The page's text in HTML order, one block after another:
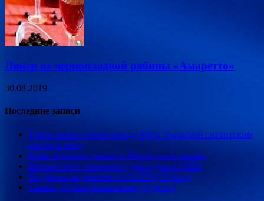
Ликер из черноплодной рябины «Амаретто»
30.08.2019
Последние записи
Трамп назвал обмен между РФ и Украиной гигантским
шагом к миру
Иран задержал танкер в Персидском заливе
Наглый енот «захватил» дом судьи в США
Подборка вкусняшек из СССР (15 фото)
Самые добрые объявления (16 фото)